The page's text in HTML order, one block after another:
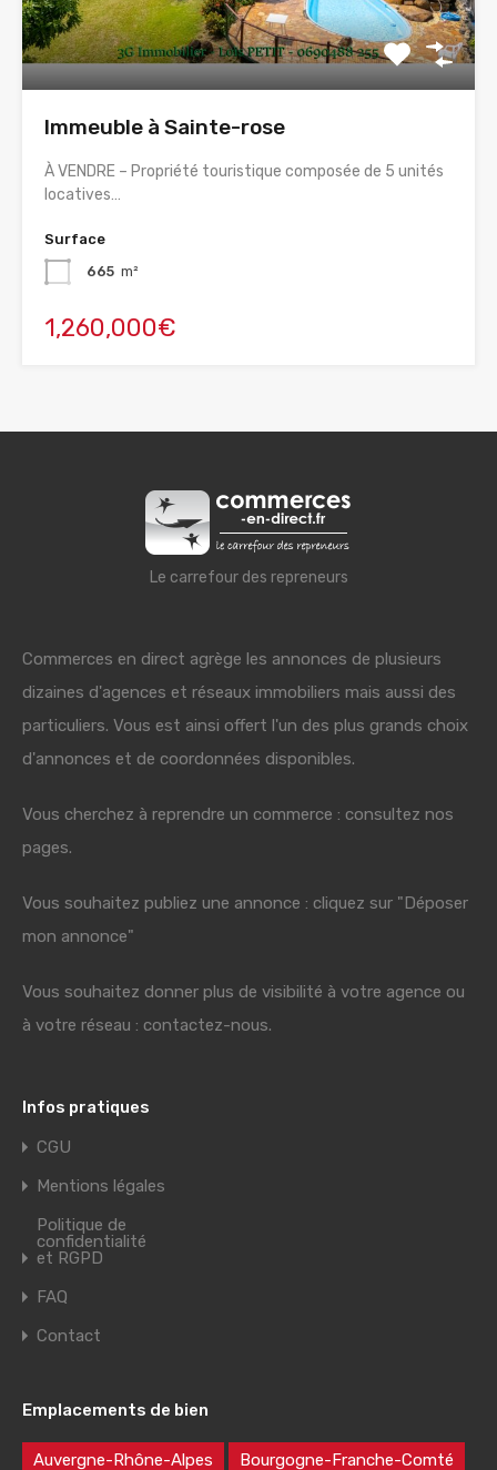
Immeuble à Sainte-rose
À VENDRE – Propriété touristique composée de 5 unités
locatives…
Surface
665 m²
1,260,000€
Le carrefour des repreneurs
Commerces en direct agrège les annonces de plusieurs
dizaines d'agences et réseaux immobiliers mais aussi des
particuliers. Vous est ainsi offert l'un des plus grands choix
d'annonces et de coordonnées disponibles.
Vous cherchez à reprendre un commerce : consultez nos
pages.
Vous souhaitez publiez une annonce : cliquez sur "Déposer
mon annonce"
Vous souhaitez donner plus de visibilité à votre agence ou
à votre réseau : contactez-nous.
Infos pratiques
CGU
Mentions légales
Politique de
confidentialité
et RGPD
FAQ
Contact
Emplacements de bien
Auvergne-Rhône-Alpes Bourgogne-Franche-Comté